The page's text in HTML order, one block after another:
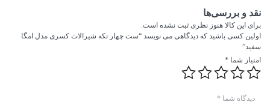
نقد و بررسی‌ها
برای این کالا هنوز نظری ثبت نشده است.
اولین کسی باشید که دیدگاهی می نویسد “ست چهار تکه شیرالات کسری مدل امگا
سفید”
امتیاز شما *
دیدگاه شما *